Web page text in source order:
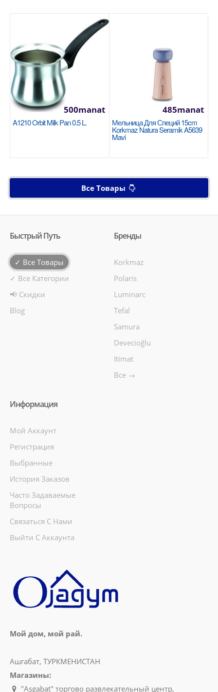
A1210 Orbit Milk Pan 0.5 L.
500manat
Мельница Для Специй 15cm
Korkmaz Natura Seramik A5639
Mavi
485manat
Все Товары
Быстрый Путь
✓ Все Товары
✓ Все Категории
📢 Скидки
Blog
Бренды
Korkmaz
Polaris
Luminarc
Tefal
Samura
Devecioğlu
Itimat
Все →
Информация
Мой Аккаунт
Регистрация
Выбранные
История Заказов
Часто Задаваемые
Вопросы
Связаться С Нами
Выйти С Аккаунта
Мой дом, мой рай.
Ашгабат, ТУРКМЕНИСТАН
Магазины:
"Aşgabat" торгово развлекательный центр,